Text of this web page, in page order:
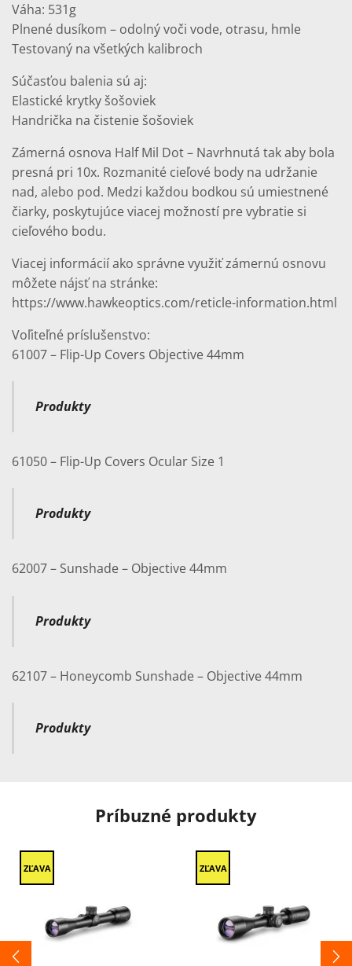
Váha: 531g
Plnené dusíkom – odolný voči vode, otrasu, hmle
Testovaný na všetkých kalibroch
Súčasťou balenia sú aj:
Elastické krytky šošoviek
Handrička na čistenie šošoviek
Zámerná osnova Half Mil Dot – Navrhnutá tak aby bola
presná pri 10x. Rozmanité cieľové body na udržanie
nad, alebo pod. Medzi každou bodkou sú umiestnené
čiarky, poskytujúce viacej možností pre vybratie si
cieľového bodu.
Viacej informácií ako správne využiť zámernú osnovu
môžete nájsť na stránke:
https://www.hawkeoptics.com/reticle-information.html
Voľiteľné príslušenstvo:
61007 – Flip-Up Covers Objective 44mm
Produkty
61050 – Flip-Up Covers Ocular Size 1
Produkty
62007 – Sunshade – Objective 44mm
Produkty
62107 – Honeycomb Sunshade – Objective 44mm
Produkty
Príbuzné produkty
ZĽAVA ZĽAVA